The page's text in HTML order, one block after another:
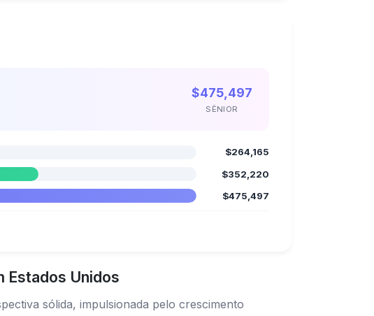
$475,497
SÊNIOR
$264,165
$352,220
$475,497
Estados Unidos
sólida, impulsionada pelo crescimento